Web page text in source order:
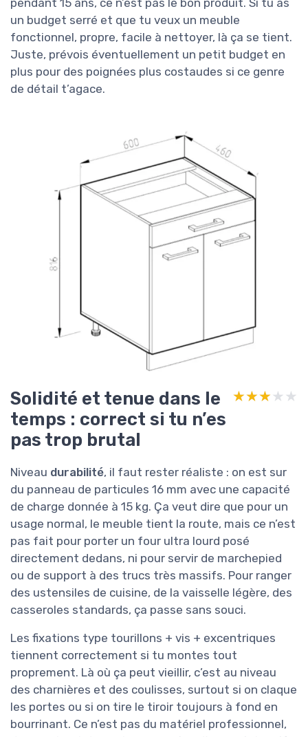
un budget serré et que tu veux un meuble
fonctionnel, propre, facile à nettoyer, là ça se tient.
Juste, prévois éventuellement un petit budget en
plus pour des poignées plus costaudes si ce genre
de détail t’agace.
Solidité et tenue dans le
temps : correct si tu n’es
pas trop brutal
★★★★★
★★★★★
Niveau durabilité, il faut rester réaliste : on est sur
du panneau de particules 16 mm avec une capacité
de charge donnée à 15 kg. Ça veut dire que pour un
usage normal, le meuble tient la route, mais ce n’est
pas fait pour porter un four ultra lourd posé
directement dedans, ni pour servir de marchepied
ou de support à des trucs très massifs. Pour ranger
des ustensiles de cuisine, de la vaisselle légère, des
casseroles standards, ça passe sans souci.
Les fixations type tourillons + vis + excentriques
tiennent correctement si tu montes tout
proprement. Là où ça peut vieillir, c’est au niveau
des charnières et des coulisses, surtout si on claque
les portes ou si on tire le tiroir toujours à fond en
bourrinant. Ce n’est pas du matériel professionnel,